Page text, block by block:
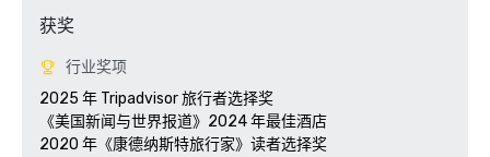
获奖
行业奖项
2025 年 Tripadvisor 旅行者选择奖
《美国新闻与世界报道》2024 年最佳酒店
2020 年《康德纳斯特旅行家》读者选择奖